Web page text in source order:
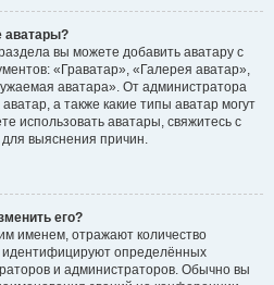
аватары?
вы можете добавить аватару с
«Граватар», «Галерея аватар»,
аватара». От администратора
а также какие типы аватар могут
использовать аватары, свяжитесь с
выяснения причин.
его?
именем, отражают количество
определённых
и администраторов. Обычно вы